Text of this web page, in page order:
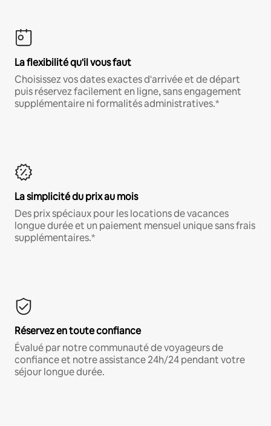
La flexibilité qu'il vous faut
Choisissez vos dates exactes d'arrivée et de départ
puis réservez facilement en ligne, sans engagement
supplémentaire ni formalités administratives.*
La simplicité du prix au mois
Des prix spéciaux pour les locations de vacances
longue durée et un paiement mensuel unique sans frais
supplémentaires.*
Réservez en toute confiance
Évalué par notre communauté de voyageurs de
confiance et notre assistance 24h/24 pendant votre
séjour longue durée.